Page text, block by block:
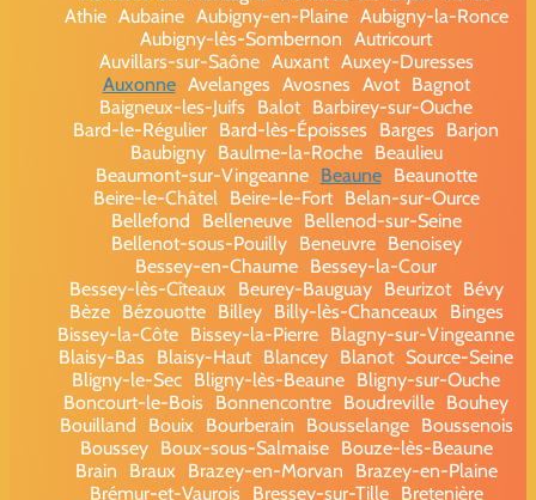
Athie Aubaine Aubigny-en-Plaine Aubigny-la-Ronce
Aubigny-lès-Sombernon Autricourt
Auvillars-sur-Saône Auxant Auxey-Duresses
Auxonne Avelanges Avosnes Avot
Bagnot
Baigneux-les-Juifs
Balot Barbirey-sur-Ouche
Bard-le-Régulier Bard-lès-Époisses Barges
Barjon
Baubigny
Baulme-la-Roche
Beaulieu
Beaumont-sur-Vingeanne
Beaune
Beaunotte
Beire-le-Châtel
Beire-le-Fort
Belan-sur-Ource
Bellefond
Belleneuve
Bellenod-sur-Seine
Bellenot-sous-Pouilly
Beneuvre
Benoisey
Bessey-en-Chaume Bessey-la-Cour
Bessey-lès-Cîteaux
Beurey-Bauguay Beurizot
Bévy
Bèze
Bézouotte Billey Billy-lès-Chanceaux
Binges
Bissey-la-Côte Bissey-la-Pierre Blagny-sur-Vingeanne
Blaisy-Bas
Blaisy-Haut Blancey Blanot Source-Seine
Bligny-le-Sec Bligny-lès-Beaune Bligny-sur-Ouche
Boncourt-le-Bois
Bonnencontre Boudreville Bouhey
Bouilland
Bouix Bourberain Bousselange
Boussenois
Boussey
Boux-sous-Salmaise
Bouze-lès-Beaune
Brain
Braux Brazey-en-Morvan
Brazey-en-Plaine
Brémur-et-Vaurois
Bressey-sur-Tille
Bretenière